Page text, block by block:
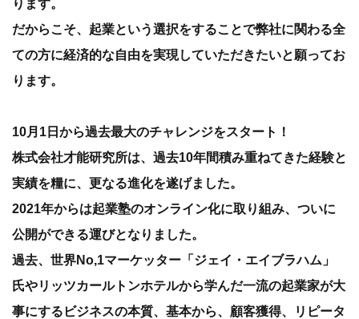
ります。
だからこそ、起業という選択をすることで弊社に関わる全
ての方に経済的な自由を実現していただきたいと願ってお
ります。
10月1日から過去最大のチャレンジをスタート！
株式会社才能研究所は、過去10年間積み重ねてきた経験と
実績を糧に、更なる進化を遂げました。
2021年からは起業塾のオンライン化に取り組み、ついに
公開ができる運びとなりました。
過去、世界No,1マーケッター「ジェイ・エイブラハム」
氏やリッツカールトンホテルから学んだ一流の起業家が大
事にするビジネスの本質、基本から、顧客獲得、リピータ